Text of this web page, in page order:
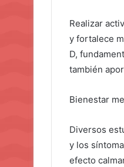
Realizar
y fortalece
D,
también
Bienestar
Diversos
y los
efecto